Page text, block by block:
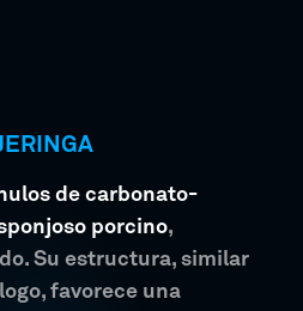
de carbonato-
porcino,
Su estructura, similar
favorece una